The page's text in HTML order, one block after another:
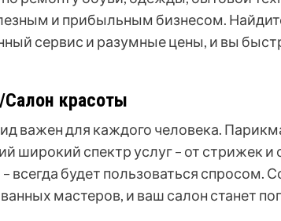
и прибыльным бизнесом.
сервис и разумные цены, и вы
красоты
важен для каждого человека.
широкий спектр услуг – от стрижек и
всегда будет пользоваться спросом.
мастеров, и ваш салон станет